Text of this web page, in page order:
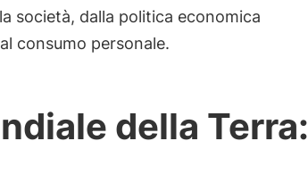
società, dalla politica economica
consumo personale.
della Terra: